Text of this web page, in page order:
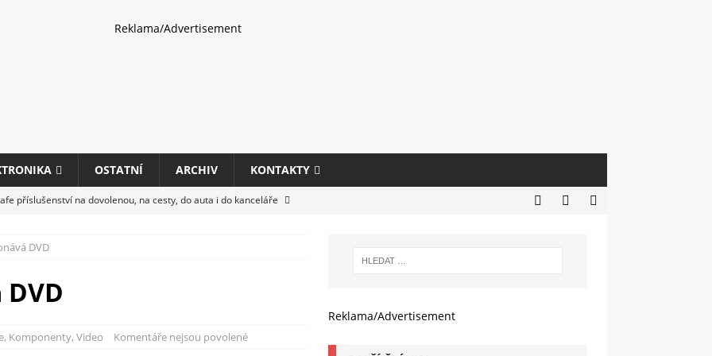
Reklama/Advertisement
OSTATNÍ ARCHIV KONTAKTY
příslušenství na dovolenou, na cesty, do auta i do kanceláře
COMPUTEX 2025 představí nové příslušenství pro hráče,
DVD
, Komponenty, Video Komentáře nejsou povolené
Reklama/Advertisement